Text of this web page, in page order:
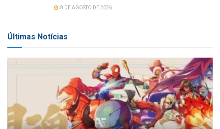
8 DE AGOSTO DE 2026
Últimas Notícias